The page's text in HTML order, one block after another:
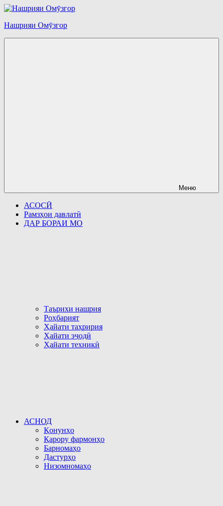
Перейти
содержимому
Нашрияи Омӯзгор
Меню
АСОСӢ
Рамзҳои давлатӣ
ДАР БОРАИ МО
Таърихи нашрия
Роҳбарият
Ҳайати таҳририя
Ҳайати эҷодӣ
Ҳайати техникӣ
АСНОД
Қонунҳо
Қарору фармонҳо
Барномаҳо
Дастурҳо
Низомномаҳо